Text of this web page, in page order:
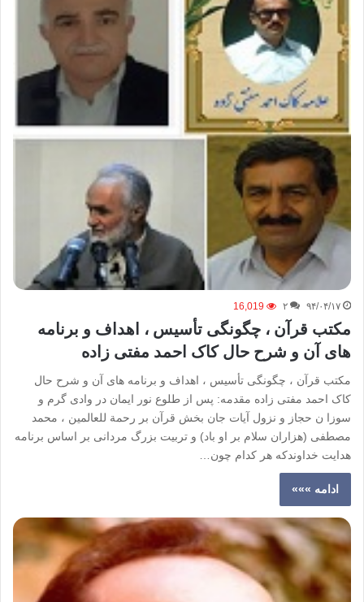
۹۴/۰۴/۱۷ ۲ 16,019
مکتب قرآن ، چگونگی تأسیس ، اهداف و برنامه
های آن و شرح حال کاک احمد مفتی زاده
مکتب قرآن ، چگونگی تأسیس ، اهداف و برنامه های آن و شرح حال
کاک احمد مفتی زاده مقدمه: پس از طلوع نور ایمان در وادی گرم و
سوزا ن حجاز و نزول آیات جان بخش قرآن بر رحمة للعالمین ، محمد
مصطفی (هزاران سلام بر او باد) و تربیت بزرگ مردانی بر اساس برنامه
هدایت خداوندکه هر کدام چون…
ادامه »»»